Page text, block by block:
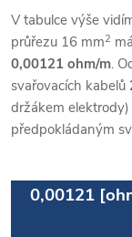
V tabulce výše
průřezu 16 mm2
0,00121 ohm/m.
svařovacích kabelů
držákem
předpokládaným
0,00121